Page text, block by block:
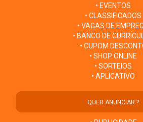
• EVENTOS
• CLASSIFICADOS
• VAGAS DE
• BANCO DE
• CUPOM
• SHOP ONLINE
• SORTEIOS
• APLICATIVO
QUER ANUNCIAR ?